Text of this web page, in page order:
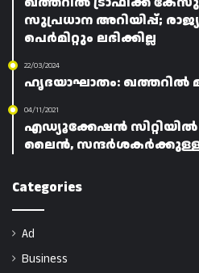
സുപ്രധാന അറിയിപ്പ്;
പെർമിറ്റും ലഭിക്കില്ല
22/03/2024
ഹൃദയാഘാതം: ഖത്തറിൽ
04/11/2021
എഡ്യൂക്കേഷൻ സിറ്റിയിൽ
ലൈൻ, സന്ദർശകർക്കുള്ള
Categories
Ad
Business